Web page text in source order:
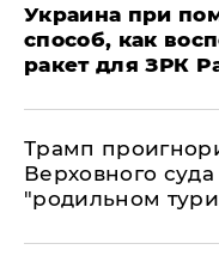
Украина при
способ, как
ракет для ЗРК
Трамп
Верховного
"родильном